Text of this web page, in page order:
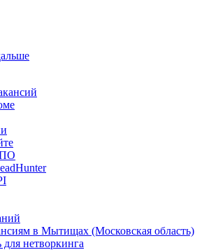
ПО
в Мытищах (Московская область)
для нетворкинга